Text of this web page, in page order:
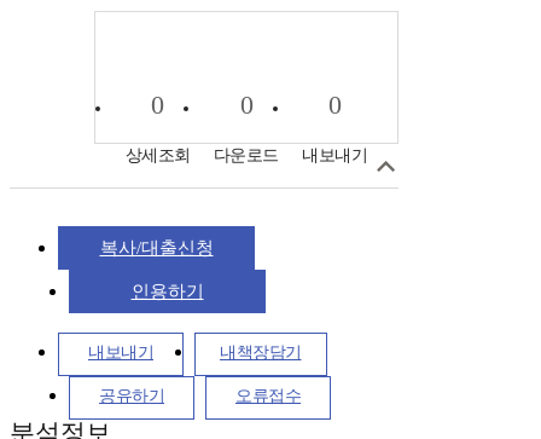
0
상세조회
0
다운로드
0
내보내기
복사/대출신청
인용하기
내보내기 내책장담기
공유하기 오류접수